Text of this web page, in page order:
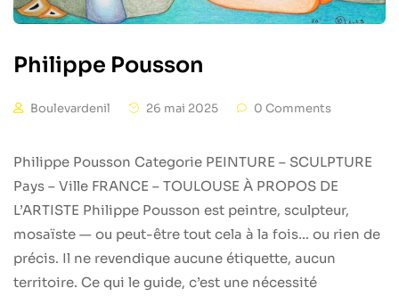
Philippe Pousson
Boulevardenil 26 mai 2025 0 Comments
Philippe Pousson Categorie PEINTURE – SCULPTURE
Pays – Ville FRANCE – TOULOUSE À PROPOS DE
L’ARTISTE Philippe Pousson est peintre, sculpteur,
mosaïste — ou peut-être tout cela à la fois… ou rien de
précis. Il ne revendique aucune étiquette, aucun
territoire. Ce qui le guide, c’est une nécessité